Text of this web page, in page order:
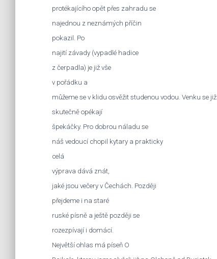
protékajícího opět přes zahradu se
najednou z neznámých příčin
pokazil. Po
najití závady (vypadlé hadice
z čerpadla) je již vše
v pořádku a
můžeme se v klidu osvěžit studenou vodou. Venku se již
skutečně opékají
špekáčky. Pro dobrou náladu se
náš vedoucí chopil kytary a prakticky
celá
výprava dává znát,
jaké jsou večery v Čechách. Později
přejdeme i na staré
ruské písně a ještě později se
rozezpívají i domácí.
Největší ohlas má píseň O